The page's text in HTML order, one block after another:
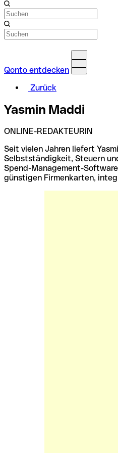
Qonto entdecken
Zurück
Yasmin Maddi
ONLINE-REDAKTEURIN
Seit vielen Jahren liefert
Selbstständigkeit, Steuern
Spend-Management-
günstigen Firmenkarten,